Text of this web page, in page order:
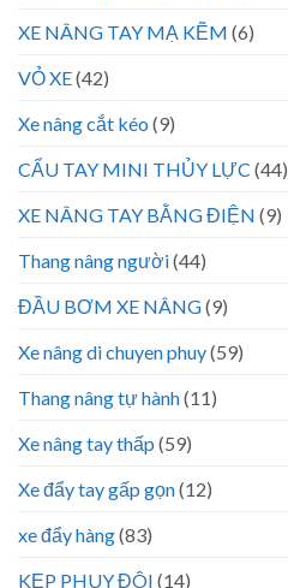
XE NÂNG TAY MẠ KẼM (6)
VỎ XE(42)
Xe nâng cắt kéo (9)
CẨU TAY MINI THỦY LỰC (44)
XE NÂNG TAY BẰNG ĐIỆN (9)
Thang nâng người(44)
ĐẦU BƠM XE NÂNG(9)
Xe nâng di chuyen phuy(59)
Thang nâng tự hành(11)
Xe nâng tay thấp (59)
Xe đẩy tay gấp gọn(12)
xe đẩy hàng(83)
KẸP PHUY ĐÔI (14)